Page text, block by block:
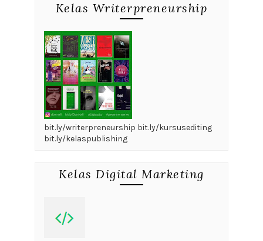
Kelas Writerpreneurship
bit.ly/writerpreneurship bit.ly/kursusediting
bit.ly/kelaspublishing
Kelas Digital Marketing